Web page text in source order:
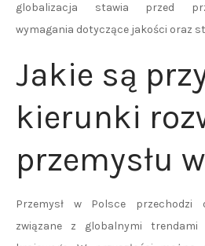
globalizacja stawia przed
wymagania dotyczące jakości oraz
Jakie są
kierunki
przemysłu
Przemysł w Polsce przechodzi
związane z globalnymi